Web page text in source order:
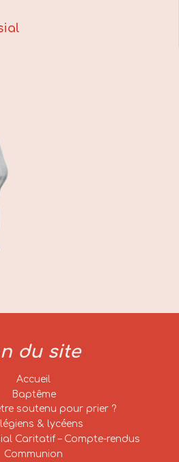
du site
Accueil
Baptême
soutenu pour prier ?
& lycéens
Caritatif – Compte-rendus
Communion